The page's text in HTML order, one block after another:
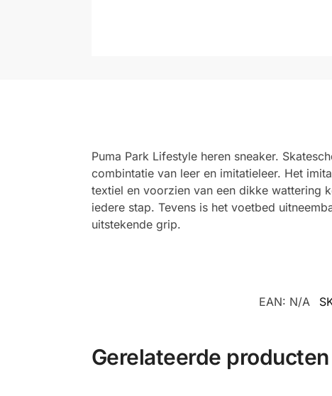
Puma Park Lifestyle heren sneaker.
combintatie van leer en imitatieleer. Het
textiel en voorzien van een dikke wattering
iedere stap. Tevens is het voetbed
uitstekende grip.
EAN: N/A
Gerelateerde producten